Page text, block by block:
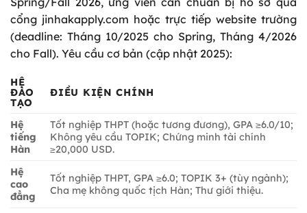
cổng jinhakapply.com hoặc trực tiếp website trường
(deadline: Tháng 10/2025 cho Spring, Tháng 4/2026
cho Fall). Yêu cầu cơ bản (cập nhật 2025):
HỆ
ĐÀO
TẠO
ĐIỀU KIỆN CHÍNH
Hệ
tiếng
Hàn
Tốt nghiệp THPT (hoặc tương đương), GPA ≥6.0/10;
Không yêu cầu TOPIK; Chứng minh tài chính
≥20,000 USD.
Hệ
cao
đẳng
Tốt nghiệp THPT, GPA ≥6.0; TOPIK 3+ (tùy ngành);
Cha mẹ không quốc tịch Hàn; Thư giới thiệu.